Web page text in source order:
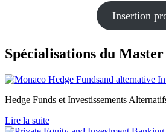
Insertion
Spécialisations du
Hedge Funds et Investissements
Lire la suite